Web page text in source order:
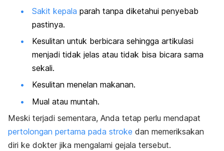
Sakit kepala parah tanpa diketahui penyebab
pastinya.
Kesulitan untuk berbicara sehingga artikulasi
menjadi tidak jelas atau tidak bisa bicara sama
sekali.
Kesulitan menelan makanan.
Mual atau muntah.
Meski terjadi sementara, Anda tetap perlu mendapat
pertolongan pertama pada stroke dan memeriksakan
diri ke dokter jika mengalami gejala tersebut.